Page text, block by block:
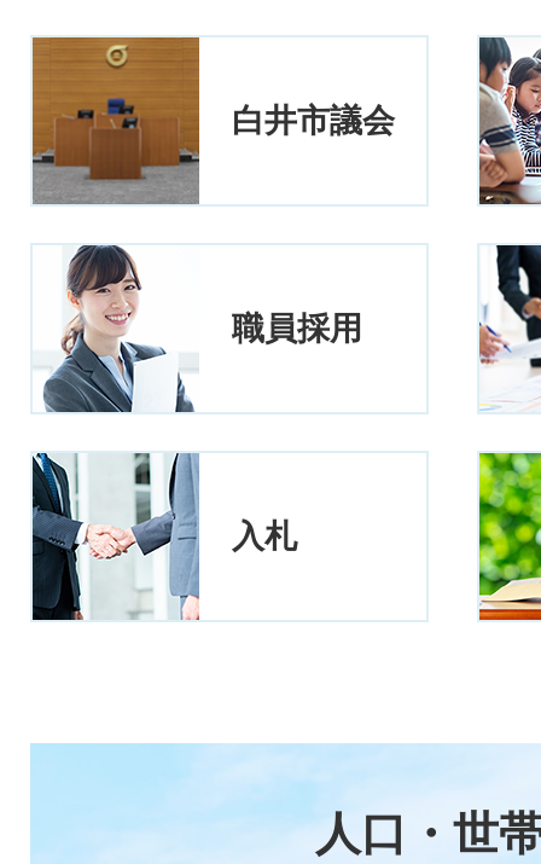
白井市議会
職員採用
入札
人口・世